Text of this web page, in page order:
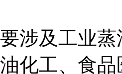
涉及工业
化工、食